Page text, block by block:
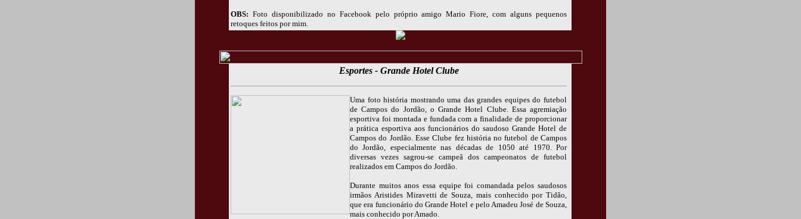
OBS: Foto disponibilizado no Facebook pelo próprio amigo Mario Fiore, com alguns pequenos
retoques feitos por mim.
Esportes - Grande Hotel Clube
Uma foto história mostrando uma das grandes equipes do futebol
de Campos do Jordão, o Grande Hotel Clube. Essa agremiação
esportiva foi montada e fundada com a finalidade de proporcionar
a prática esportiva aos funcionários do saudoso Grande Hotel de
Campos do Jordão. Esse Clube fez história no futebol de Campos
do Jordão, especialmente nas décadas de 1050 até 1970. Por
diversas vezes sagrou-se campeã dos campeonatos de futebol
realizados em Campos do Jordão.
Durante muitos anos essa equipe foi comandada pelos saudosos
irmãos Aristides Miravetti de Souza, mais conhecido por Tidão,
que era funcionário do Grande Hotel e pelo Amadeu José de Souza,
mais conhecido por Amado.